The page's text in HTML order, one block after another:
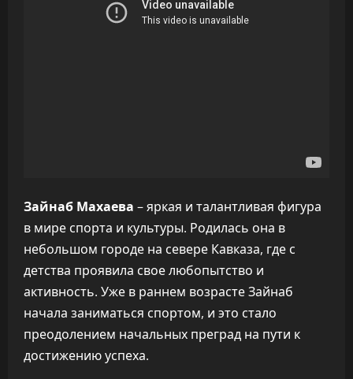
Зайнаб Махаева – яркая и талантливая фигура
в мире спорта и культуры. Родилась она в
небольшом городе на севере Кавказа, где с
детства проявила свое любопытство и
активность. Уже в раннем возрасте Зайнаб
начала заниматься спортом, и это стало
преодолением начальных преград на пути к
достижению успеха.